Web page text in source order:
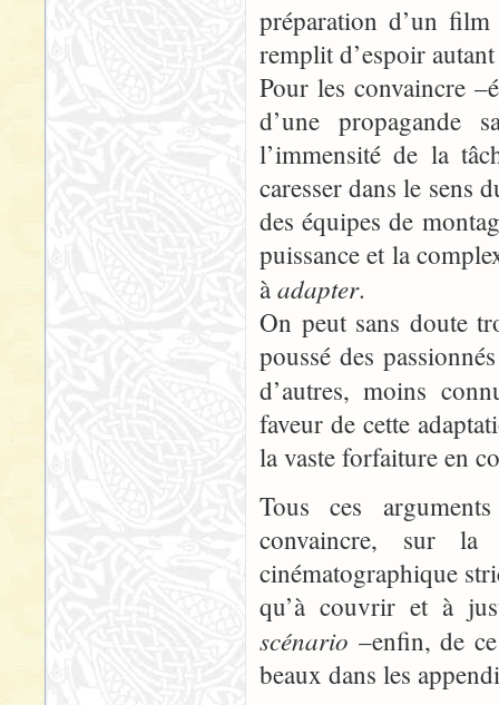
préparation d’un film
remplit d’espoir
Pour les convaincre
d’une propagande
l’immensité de la
caresser dans le sens
des équipes de
puissance et la
à adapter.
On peut sans doute
poussé des
d’autres, moins
faveur de cette
la vaste forfaiture en
Tous ces
convaincre, sur la
cinématographique
qu’à couvrir et à
scénario –enfin, de
beaux dans les